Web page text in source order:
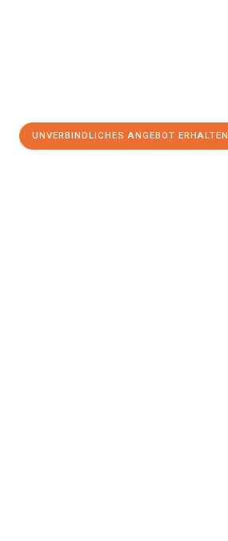
UNVERBINDLICHES ANGEBOT ERHALTEN